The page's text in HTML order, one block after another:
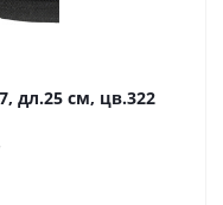
дл.25 см, цв.322